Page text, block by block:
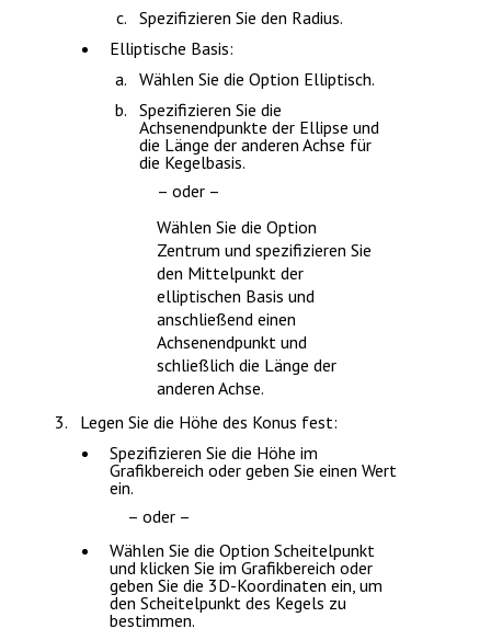
Spezifizieren Sie den Radius.
Elliptische Basis:
Wählen Sie die Option Elliptisch.
Spezifizieren Sie die
Achsenendpunkte der Ellipse und
die Länge der anderen Achse für
die Kegelbasis.
– oder –
Wählen Sie die Option
Zentrum und spezifizieren Sie
den Mittelpunkt der
elliptischen Basis und
anschließend einen
Achsenendpunkt und
schließlich die Länge der
anderen Achse.
Legen Sie die Höhe des Konus fest:
Spezifizieren Sie die Höhe im
Grafikbereich oder geben Sie einen Wert
ein.
– oder –
Wählen Sie die OptionScheitelpunkt
und klicken Sie im Grafikbereich oder
geben Sie die 3D-Koordinaten ein, um
den Scheitelpunkt des Kegels zu
bestimmen.